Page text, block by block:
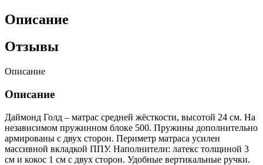
Описание
Отзывы
Описание
Описание
Даймонд Голд – матрас средней жёсткости, высотой 24 см. На
независимом пружинном блоке 500. Пружины дополнительно
армированы с двух сторон. Периметр матраса усилен
массивной вкладкой ППУ. Наполнители: латекс толщиной 3
см и кокос 1 см с двух сторон. Удобные вертикальные ручки.